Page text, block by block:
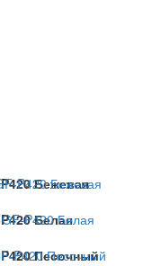
Бежевая
Белая
Песочный